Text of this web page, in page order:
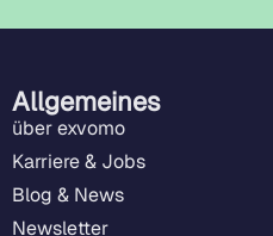
Allgemeines
über exvomo
Karriere & Jobs
Blog & News
Newsletter